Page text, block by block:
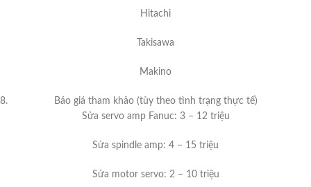
Hitachi
Takisawa
Makino
Báo giá tham khảo (tùy theo tình trạng thực tế)
Sửa servo amp Fanuc: 3 – 12 triệu
Sửa spindle amp: 4 – 15 triệu
Sửa motor servo: 2 – 10 triệu